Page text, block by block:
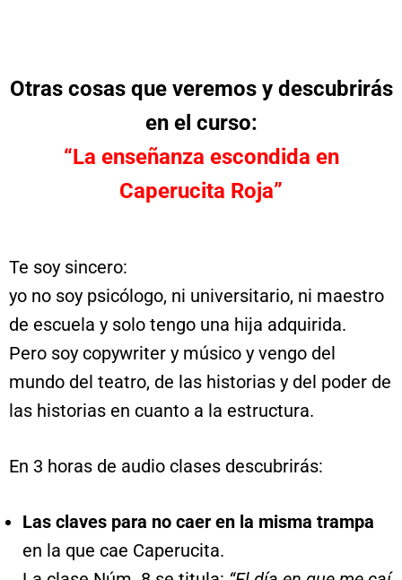
Otras cosas que veremos y descubrirás
en el curso:
“La enseñanza escondida en
Caperucita Roja”
Te soy sincero:
yo no soy psicólogo, ni universitario, ni maestro
de escuela y solo tengo una hija adquirida.
Pero soy copywriter y músico y vengo del
mundo del teatro, de las historias y del poder de
las historias en cuanto a la estructura.
En 3 horas de audio clases descubrirás:
Las claves para no caer en la misma trampa
en la que cae Caperucita.